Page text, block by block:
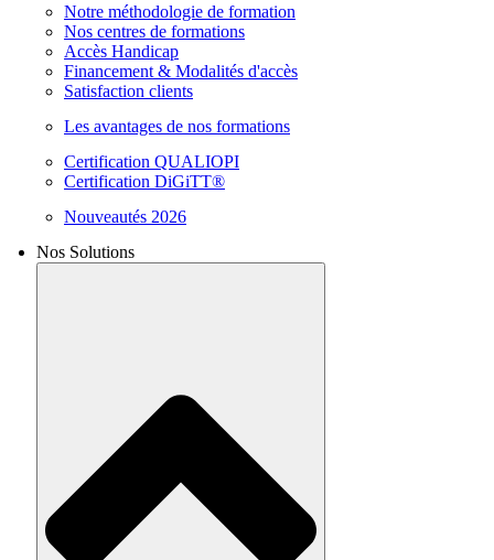
Notre méthodologie de formation
Nos centres de formations
Accès Handicap
Financement & Modalités d'accès
Satisfaction clients
Les avantages de nos formations
Certification QUALIOPI
Certification DiGiTT®
Nouveautés 2026
Nos Solutions